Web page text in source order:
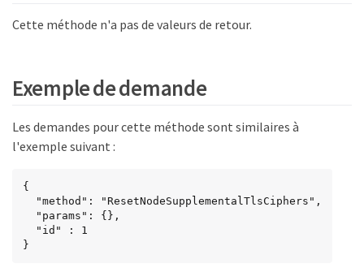
Cette méthode n'a pas de valeurs de retour.
Exemple de demande
Les demandes pour cette méthode sont similaires à
l'exemple suivant :
{
}